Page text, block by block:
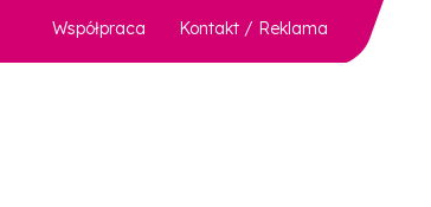
Współpraca Kontakt / Reklama